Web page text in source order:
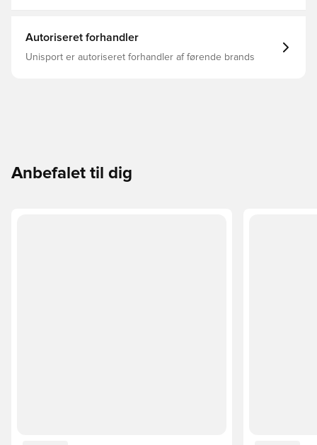
Autoriseret forhandler
Unisport er autoriseret forhandler af førende brands
Anbefalet til dig